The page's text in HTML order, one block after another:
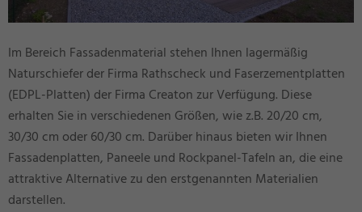
Im Bereich Fassadenmaterial stehen Ihnen lagermäßig
Naturschiefer der Firma Rathscheck und Faserzementplatten
(EDPL-Platten) der Firma Creaton zur Verfügung. Diese
erhalten Sie in verschiedenen Größen, wie z.B. 20/20 cm,
30/30 cm oder 60/30 cm. Darüber hinaus bieten wir Ihnen
Fassadenplatten, Paneele und Rockpanel-Tafeln an, die eine
attraktive Alternative zu den erstgenannten Materialien
darstellen.